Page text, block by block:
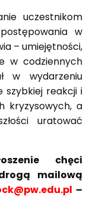
uczestnikom
w
– umiejętności,
w codziennych
w wydarzeniu
szybkiej reakcji i
kryzysowych, a
uratować
chęci
mailową
–